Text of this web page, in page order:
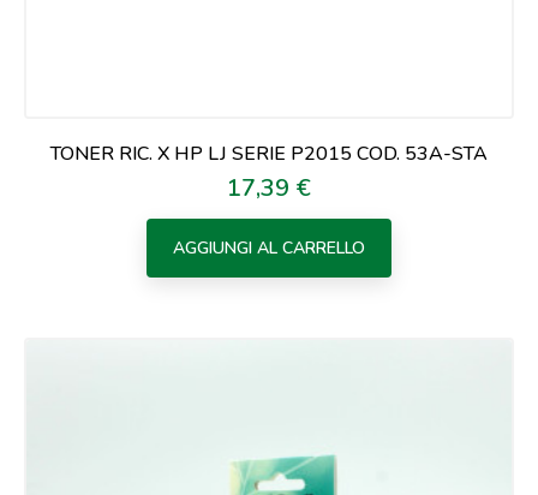
TONER RIC. X HP LJ SERIE P2015 COD. 53A-STA
Prezzo
17,39 €
AGGIUNGI AL CARRELLO